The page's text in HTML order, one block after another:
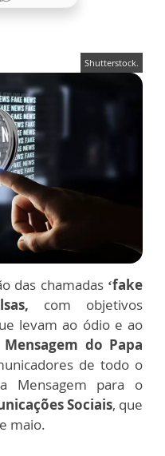
Shutterstock.
das chamadas ‘fake
com objetivos
levam ao ódio e ao
Mensagem do Papa
de todo o
Mensagem para o
Sociais, que
maio.